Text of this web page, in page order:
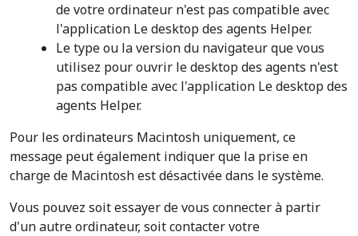
de votre ordinateur n'est pas compatible avec
l'application Le desktop des agents Helper.
Le type ou la version du navigateur que vous
utilisez pour ouvrir le desktop des agents n'est
pas compatible avec l'application Le desktop des
agents Helper.
Pour les ordinateurs Macintosh uniquement, ce
message peut également indiquer que la prise en
charge de Macintosh est désactivée dans le système.
Vous pouvez soit essayer de vous connecter à partir
d'un autre ordinateur, soit contacter votre